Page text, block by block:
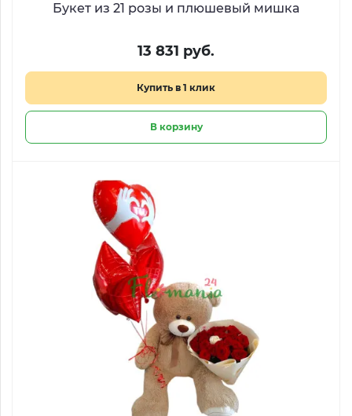
Букет из 21 розы и плюшевый мишка
13 831 руб.
Купить в 1 клик
В корзину